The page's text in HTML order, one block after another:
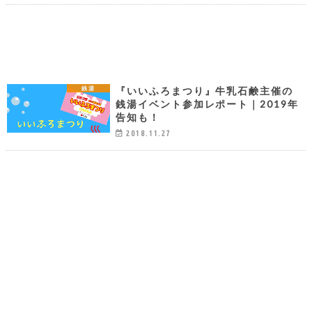
銭湯
『いいふろまつり』牛乳石鹸主催の
銭湯イベント参加レポート｜2019年
告知も！
2018.11.27